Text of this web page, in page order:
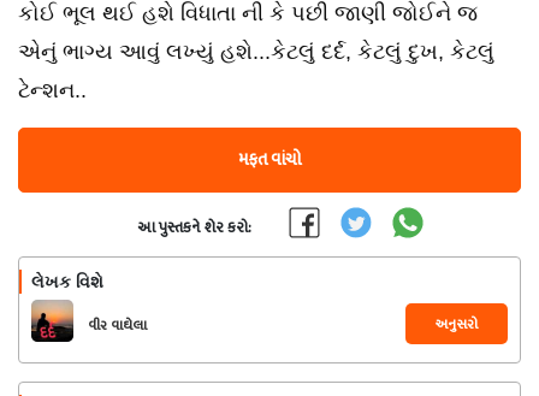
કોઈ ભૂલ થઈ હશે વિધાતા ની કે પછી જાણી જોઈને જ
એનું ભાગ્ય આવું લખ્યું હશે...કેટલું દર્દ, કેટલું દુખ, કેટલું
ટેન્શન..
મફત વાંચો
આ પુસ્તકને શેર કરો:
લેખક વિશે
વીર વાઘેલા અનુસરો